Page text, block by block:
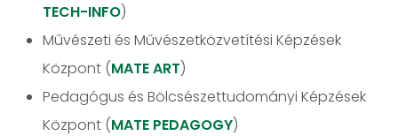
TECH-INFO)
Művészeti és Művészetközvetítési Képzések
Központ (MATE ART)
Pedagógus és Bölcsészettudományi Képzések
Központ (MATE PEDAGOGY)